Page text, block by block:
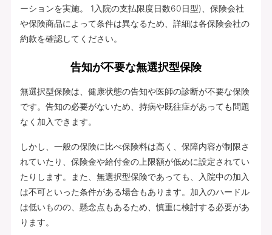
ーションを実施。 1入院の支払限度日数60日型)、保険会社
や保険商品によって条件は異なるため、詳細は各保険会社の
約款を確認してください。
告知が不要な無選択型保険
無選択型保険は、健康状態の告知や医師の診断が不要な保険
です。告知の必要がないため、持病や既往症があっても問題
なく加入できます。
しかし、一般の保険に比べ保険料は高く、保障内容が制限さ
れていたり、保険金や給付金の上限額が低めに設定されてい
たりします。また、無選択型保険であっても、入院中の加入
は不可といった条件がある場合もあります。加入のハードル
は低いものの、懸念点もあるため、慎重に検討する必要があ
ります。